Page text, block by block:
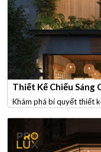
Thiết Kế Chiếu Sáng
Khám phá bí quyết thiết